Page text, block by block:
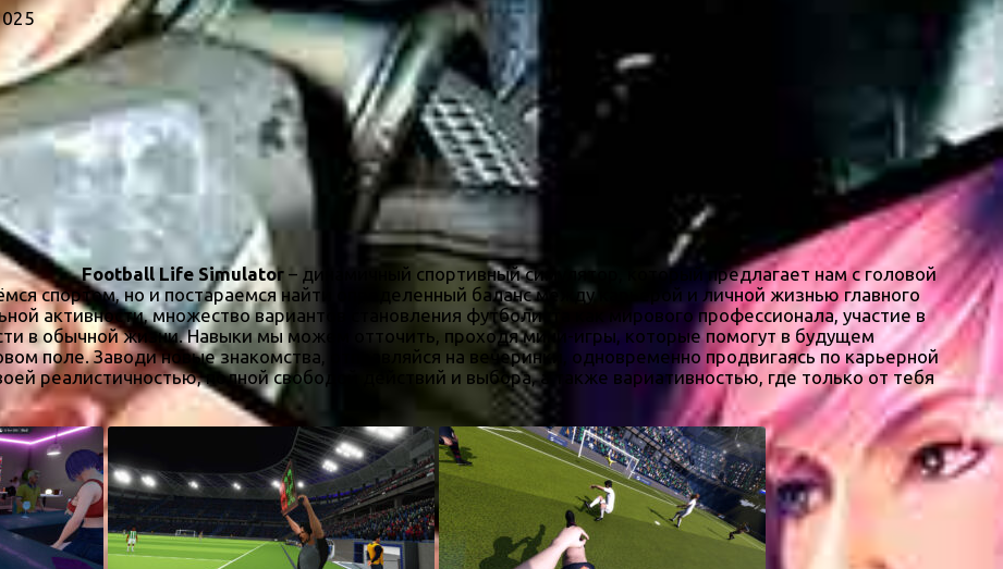
Football Life Simulator – динамичный спортивный симулятор, который предлагает нам с головой
спортом, но и постараемся найти определенный баланс между карьерой и личной жизнью главного
активности, множество вариантов становления футболиста как мирового профессионала, участие в
в обычной жизни. Навыки мы можем отточить, проходя мини-игры, которые помогут в будущем
поле. Заводи новые знакомства, отправляйся на вечеринки, одновременно продвигаясь по карьерной
реалистичностью, полной свободой действий и выбора, а также вариативностью, где только от тебя